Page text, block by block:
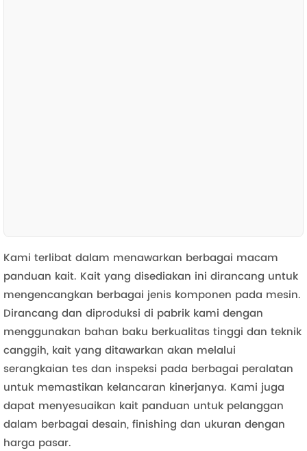
Kami terlibat dalam menawarkan berbagai macam
panduan kait. Kait yang disediakan ini dirancang untuk
mengencangkan berbagai jenis komponen pada mesin.
Dirancang dan diproduksi di pabrik kami dengan
menggunakan bahan baku berkualitas tinggi dan teknik
canggih, kait yang ditawarkan akan melalui
serangkaian tes dan inspeksi pada berbagai peralatan
untuk memastikan kelancaran kinerjanya. Kami juga
dapat menyesuaikan kait panduan untuk pelanggan
dalam berbagai desain, finishing dan ukuran dengan
harga pasar.